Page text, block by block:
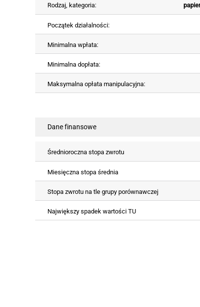
Rodzaj, kategoria:
Początek działalności:
Minimalna wpłata:
Minimalna dopłata:
Maksymalna opłata manipulacyjna:
Dane finansowe
Średnioroczna stopa zwrotu
Miesięczna stopa średnia
Stopa zwrotu na tle grupy porównawczej
Największy spadek wartości TU